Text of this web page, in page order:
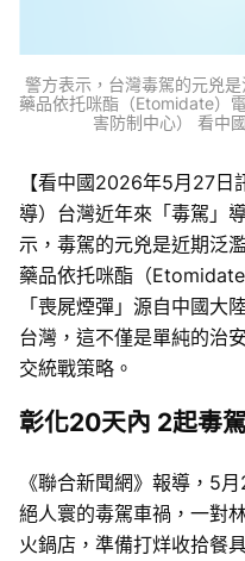
警方表示，台灣毒駕的元兇
藥品依托咪酯（Etomidate）
害防制中心） 看中
【看中國2026年5月27日
導）台灣近年來「毒駕」
示，毒駕的元兇是近期泛
藥品依托咪酯（
「喪屍煙彈」源自中國大
台灣，這不僅是單純的治
交統戰策略。
彰化20天內 2起毒
《聯合新聞網》報導，5
絕人寰的毒駕車禍，一對
火鍋店，準備打烊收拾餐